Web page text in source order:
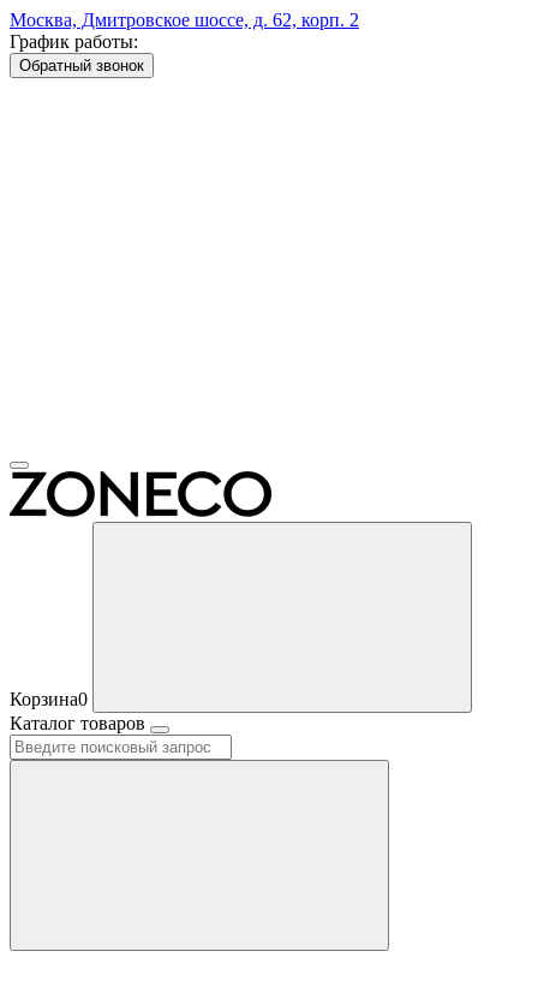
Москва, Дмитровское шоссе, д. 62, корп. 2
График работы:
Обратный звонок
Корзина0
Каталог товаров